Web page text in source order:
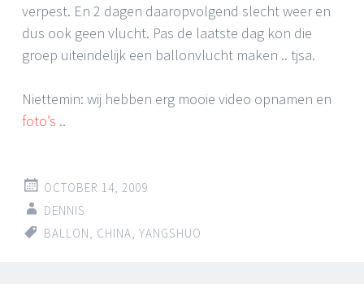
verpest. En 2 dagen daaropvolgend slecht weer en
dus ook geen vlucht. Pas de laatste dag kon die
groep uiteindelijk een ballonvlucht maken .. tjsa.
Niettemin: wij hebben erg mooie video opnamen en
foto’s ..
OCTOBER 14, 2009
DENNIS
BALLON
CHINA YANGSHUO